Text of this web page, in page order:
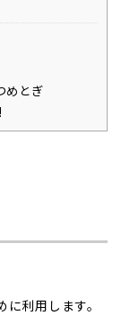
めとぎ
利用します。